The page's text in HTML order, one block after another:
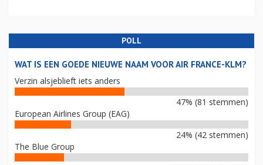
POLL
WAT IS EEN GOEDE NIEUWE NAAM VOOR AIR FRANCE-KLM?
Verzin alsjeblieft iets anders
47% (81 stemmen)
European Airlines Group (EAG)
24% (42 stemmen)
The Blue Group